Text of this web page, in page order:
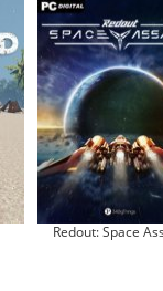
Redout: Space